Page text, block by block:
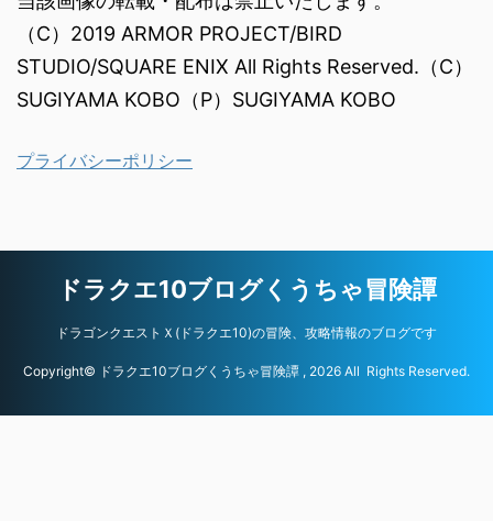
（C）2019 ARMOR PROJECT/BIRD
STUDIO/SQUARE ENIX All Rights Reserved.（C）
SUGIYAMA KOBO（P）SUGIYAMA KOBO
プライバシーポリシー
ドラクエ10ブログくうちゃ冒険譚
ドラゴンクエストＸ(ドラクエ10)の冒険、攻略情報のブログです
Copyright© ドラクエ10ブログくうちゃ冒険譚 , 2026 All Rights Reserved.